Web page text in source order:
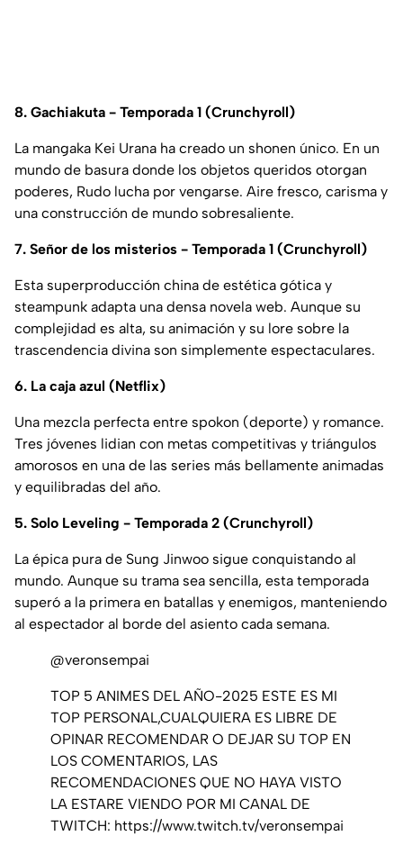
8. Gachiakuta - Temporada 1 (Crunchyroll)
La mangaka Kei Urana ha creado un shonen único. En un
mundo de basura donde los objetos queridos otorgan
poderes, Rudo lucha por vengarse. Aire fresco, carisma y
una construcción de mundo sobresaliente.
7. Señor de los misterios - Temporada 1 (Crunchyroll)
Esta superproducción china de estética gótica y
steampunk adapta una densa novela web. Aunque su
complejidad es alta, su animación y su lore sobre la
trascendencia divina son simplemente espectaculares.
6. La caja azul (Netflix)
Una mezcla perfecta entre spokon (deporte) y romance.
Tres jóvenes lidian con metas competitivas y triángulos
amorosos en una de las series más bellamente animadas
y equilibradas del año.
5. Solo Leveling - Temporada 2 (Crunchyroll)
La épica pura de Sung Jinwoo sigue conquistando al
mundo. Aunque su trama sea sencilla, esta temporada
superó a la primera en batallas y enemigos, manteniendo
al espectador al borde del asiento cada semana.
@veronsempai
TOP 5 ANIMES DEL AÑO-2025 ESTE ES MI
TOP PERSONAL,CUALQUIERA ES LIBRE DE
OPINAR RECOMENDAR O DEJAR SU TOP EN
LOS COMENTARIOS, LAS
RECOMENDACIONES QUE NO HAYA VISTO
LA ESTARE VIENDO POR MI CANAL DE
TWITCH: https://www.twitch.tv/veronsempai